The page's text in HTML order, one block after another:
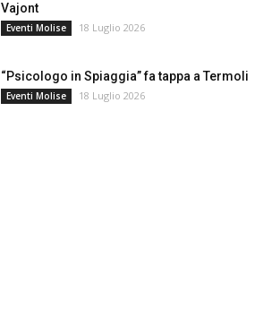
Vajont
Eventi Molise 18 Luglio 2026
“Psicologo in Spiaggia” fa tappa a Termoli
Eventi Molise 18 Luglio 2026